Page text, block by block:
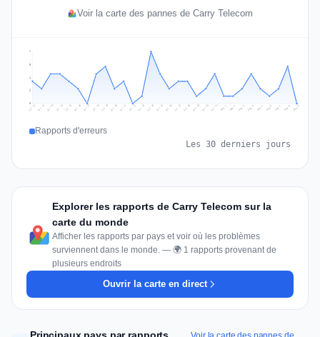
Voir la carte des pannes de Carry Telecom
2
4
5
7
Jul 11 Jul 12 Jul 13 Jul 14 Jul 15 Jul 16 Jul 17 Jul 18 Jul 19 Jul 20 Jul 21 Jul 22 Jul 23 Jul 24 Jul 25 Jul 26 Jul 27 Jul 28 Jul 29 Jul 30 Jul 31 Aug 1 Aug 2 Aug 3 Aug 4 Aug 5 Aug 6 Aug 7 Aug 8 Aug 9
Rapports d'erreurs
Les 30 derniers jours
Explorer les rapports de Carry Telecom sur la
carte du monde
Afficher les rapports par pays et voir où les problèmes
surviennent dans le monde. — 🌍 1 rapports provenant de
plusieurs endroits
Ouvrir la carte en direct